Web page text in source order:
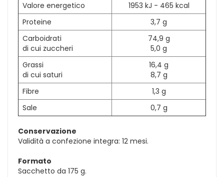
Valore energetico
1953 kJ - 465 kcal
Proteine
3,7 g
Carboidrati
di cui zuccheri
74,9 g
5,0 g
Grassi
di cui saturi
16,4 g
8,7 g
Fibre
1,3 g
Sale
0,7 g
Conservazione
Validità a confezione integra: 12 mesi.
Formato
Sacchetto da 175 g.